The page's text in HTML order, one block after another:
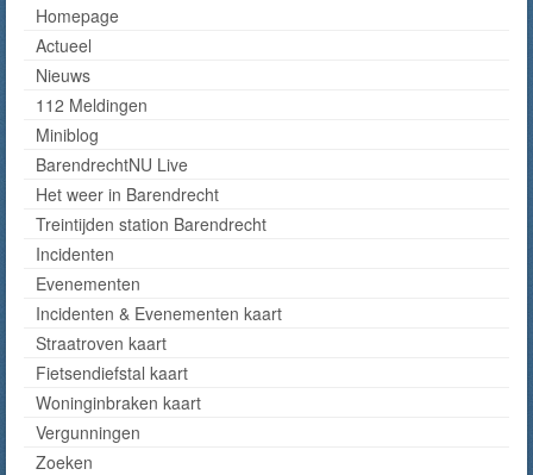
Homepage
Actueel
Nieuws
112 Meldingen
Miniblog
BarendrechtNU Live
Het weer in Barendrecht
Treintijden station Barendrecht
Incidenten
Evenementen
Incidenten & Evenementen kaart
Straatroven kaart
Fietsendiefstal kaart
Woninginbraken kaart
Vergunningen
Zoeken